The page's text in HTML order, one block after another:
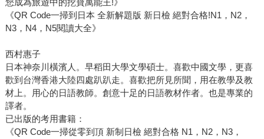
您成為旅遊中的挖寶萬能王!》
《QR Code一掃到日本 全新解題版 新日檢 絕對合格!N1，N2，
N3，N4，N5閱讀大全》
西村惠子
日本神奈川橫濱人。早稻田大學文學碩士。喜歡中國文學，更喜
歡到台灣香港大陸四處趴趴走。喜歡把所見所聞，用在教學及教
材上。用心的日語教師。創意十足的日語教材作者。也是專業的
譯者。
已出版的考用書籍：
《QR Code一掃從零到頂 新制日檢 絕對合格 N1，N2，N3，